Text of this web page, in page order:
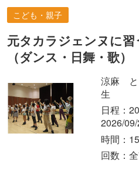
こども・親子
元タカラジェンヌに
（ダンス・日舞・歌）
涼麻 と
生
日程：
2026/
時間：
回数：